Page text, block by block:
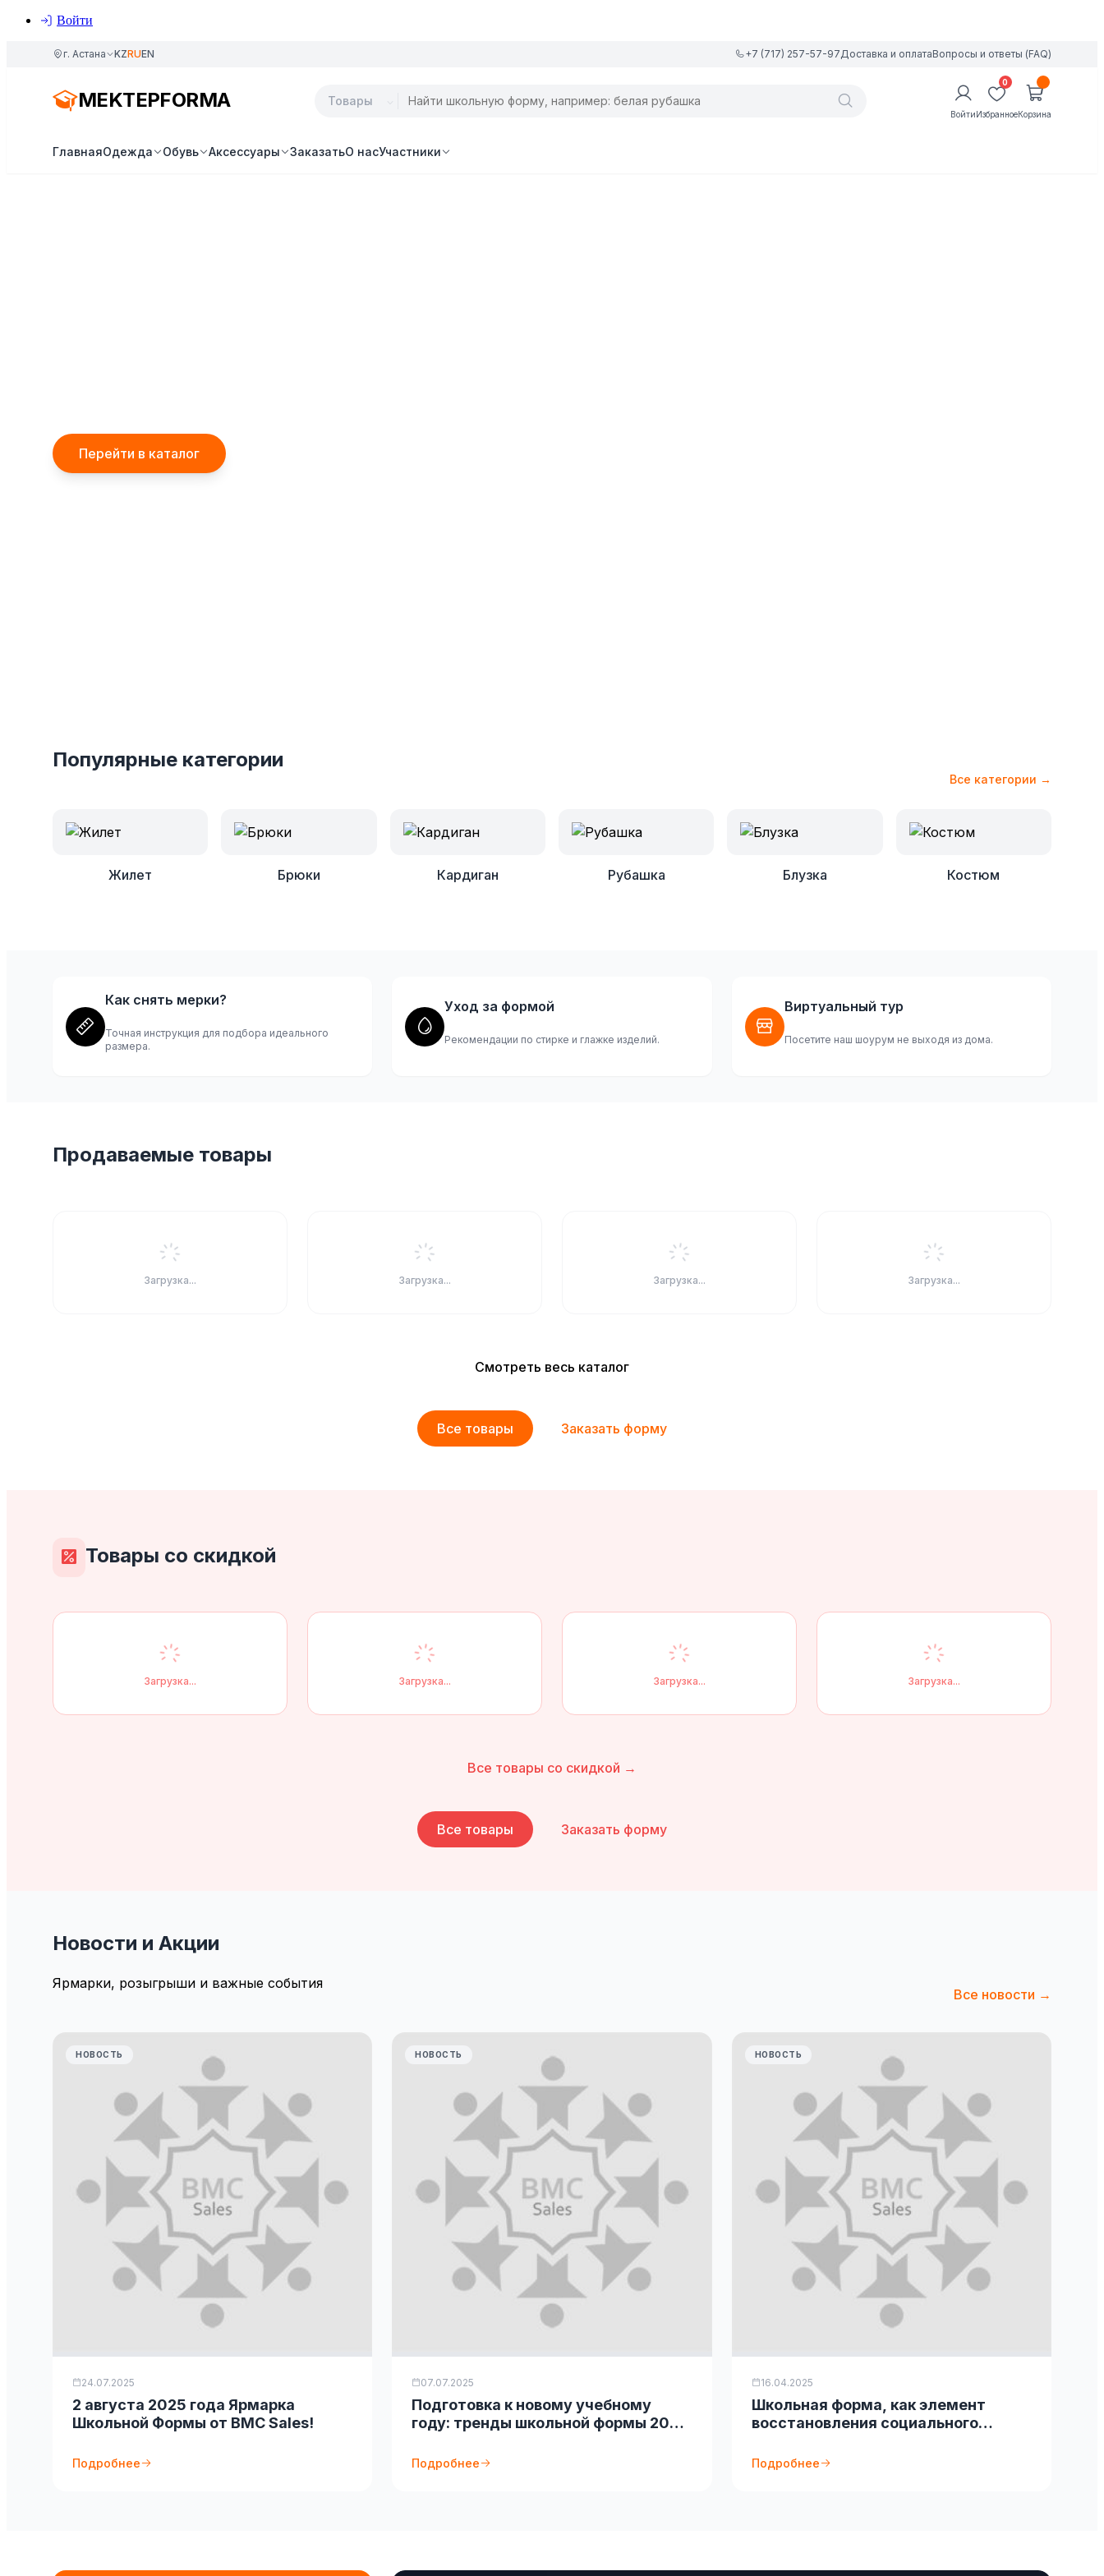
Войти
г. Астана KZRUEN +7 (717) 257-57-97Доставка и оплатаВопросы и ответы (FAQ)
MEKTEPFORMA
Войти
0
ИзбранноеКорзина
ГлавнаяОдежда Обувь Аксессуары ЗаказатьО насУчастники
Перейти в каталог
Школьная форма
ваш выбор стильной и качественной одежды!
Перейти в каталог
Школьная форма
Перейти в каталог
Виртуальный тур
Перейти в каталог
Популярные категории
Все категории →
Жилет Брюки Кардиган Рубашка Блузка Костюм
Как снять мерки?
Точная инструкция для подбора идеального
размера.
Уход за формой
Рекомендации по стирке и глажке изделий.
Виртуальный тур
Посетите наш шоурум не выходя из дома.
Продаваемые товары
Загрузка... Загрузка... Загрузка... Загрузка...
Смотреть весь каталог
Все товары Заказать форму
Товары со скидкой
Загрузка... Загрузка... Загрузка... Загрузка...
Все товары со скидкой →
Все товары Заказать форму
Новости и Акции
Ярмарки, розыгрыши и важные события
Все новости →
НОВОСТЬ
24.07.2025
2 августа 2025 года Ярмарка
Школьной Формы от BMC Sales!
Подробнее
НОВОСТЬ
07.07.2025
Подготовка к новому учебному
году: тренды школьной формы 2025
Подробнее
НОВОСТЬ
16.04.2025
Школьная форма, как элемент
восстановления социального
Подробнее